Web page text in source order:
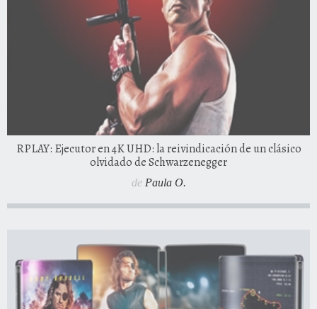
RPLAY: Ejecutor en 4K UHD: la reivindicación de un clásico
olvidado de Schwarzenegger
de Paula O.